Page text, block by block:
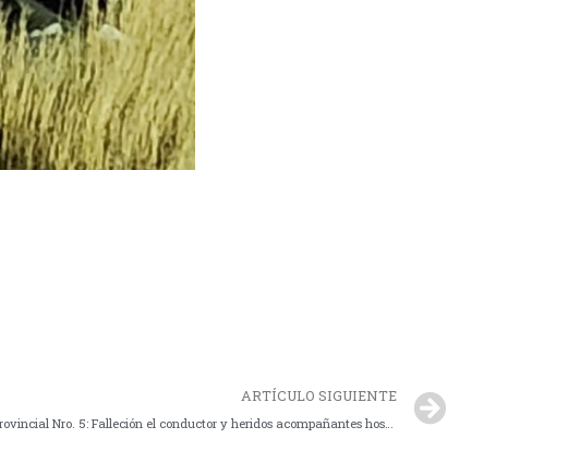
ARTÍCULO SIGUIENTE
Trágico accidente en Ruta Provincial Nro. 5: Falleción el conductor y heridos acompañantes hospitalizados